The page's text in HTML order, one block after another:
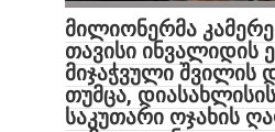
მილიონერმა
თავისი ინვალიდის
მიჯაჭვული შვილის
თუმცა,
საკუთარი ოჯახის